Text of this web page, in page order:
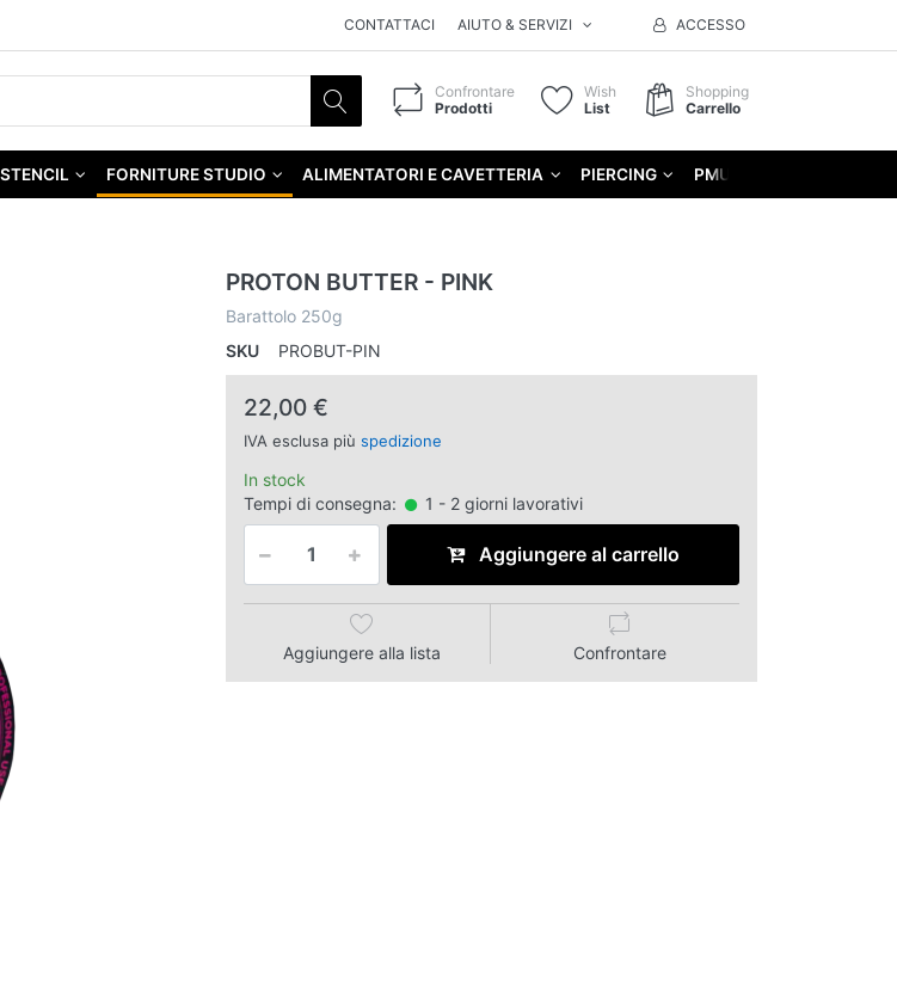
CONTATTACI AIUTO & SERVIZI ACCESSO
Confrontare
Prodotti
Wish
List
Shopping
Carrello
STENCIL FORNITURE STUDIO ALIMENTATORI E CAVETTERIA PIERCING PMU
PROTON BUTTER - PINK
Barattolo 250g
SKU
PROBUT-PIN
22,00 €
IVA esclusa più spedizione
In stock
Tempi di consegna:
1 - 2 giorni lavorativi
Aggiungere al carrello
Aggiungere alla lista Confrontare